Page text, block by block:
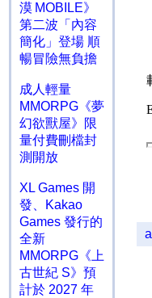
漠 MOBILE》
第二波「內容
簡化」登場 順
暢冒險無負擔
成人輕量
MMORPG《夢
幻欲獸屋》限
量付費刪檔封
測開放
XL Games 開
發、Kakao
Games 發行的
全新
MMORPG《上
古世紀 S》預
計於 2027 年